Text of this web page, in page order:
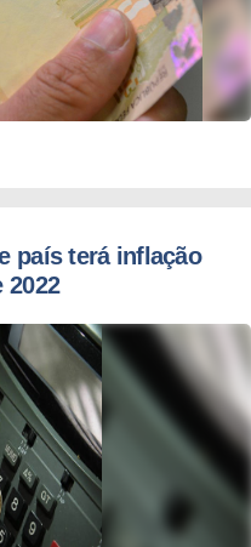
país terá inflação
2022